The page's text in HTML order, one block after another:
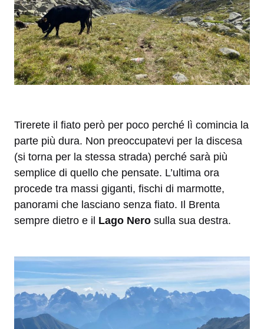
Tirerete il fiato però per poco perché lì comincia la
parte più dura. Non preoccupatevi per la discesa
(si torna per la stessa strada) perché sarà più
semplice di quello che pensate. L’ultima ora
procede tra massi giganti, fischi di marmotte,
panorami che lasciano senza fiato. Il Brenta
sempre dietro e il Lago Nero sulla sua destra.